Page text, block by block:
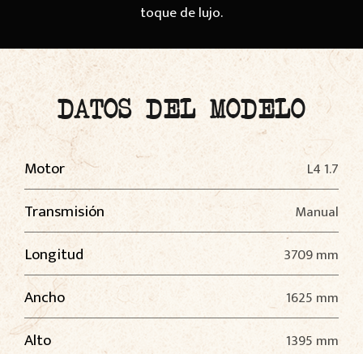
toque de lujo.
DATOS DEL MODELO
Motor L4 1.7
Transmisión Manual
Longitud 3709 mm
Ancho 1625 mm
Alto 1395 mm